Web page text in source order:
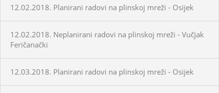
12.02.2018. Planirani radovi na plinskoj mreži - Osijek
12.02.2018. Neplanirani radovi na plinskoj mreži - Vučjak
Feričanački
12.03.2018. Planirani radovi na plinskoj mreži - Osijek